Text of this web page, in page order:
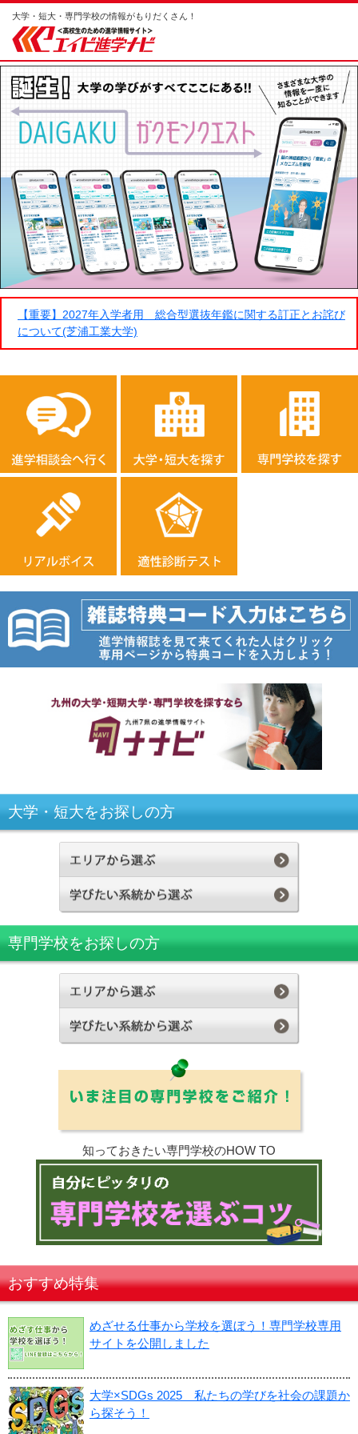
大学・短大・専門学校の情報がもりだくさん！
【重要】2027年入学者用 総合型選抜年鑑に関する訂正とお詫び
について(芝浦工業大学)
大学・短大をお探しの方
専門学校をお探しの方
知っておきたい専門学校のHOW TO
おすすめ特集
めざせる仕事から学校を選ぼう！専門学校専用
サイトを公開しました
大学×SDGs 2025 私たちの学びを社会の課題か
ら探そう！